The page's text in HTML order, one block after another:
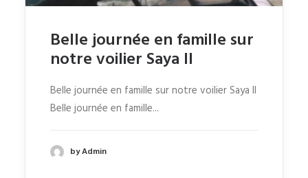
Belle journée en famille sur
notre voilier Saya II
Belle journée en famille sur notre voilier Saya II
Belle journée en famille...
by Admin